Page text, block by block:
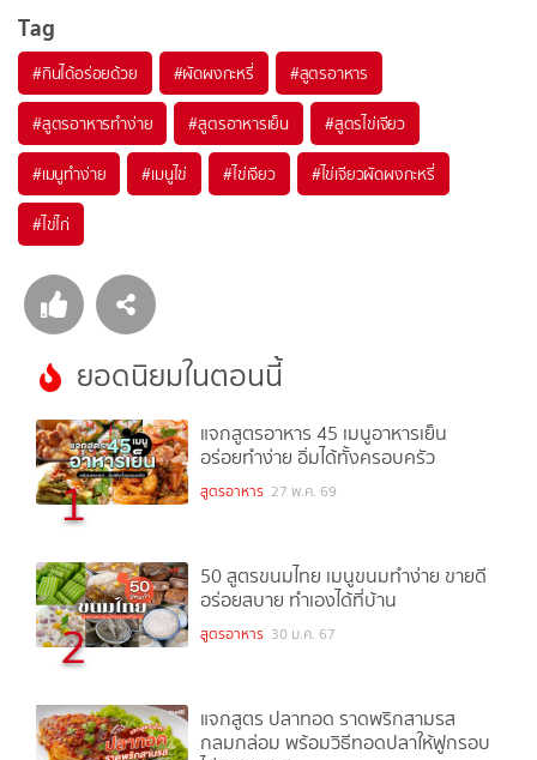
Tag
#กินได้อร่อยด้วย #ผัดผงกะหรี่ #สูตรอาหาร
#สูตรอาหารทำง่าย #สูตรอาหารเย็น #สูตรไข่เจียว
#เมนูทำง่าย #เมนูไข่ #ไข่เจียว #ไข่เจียวผัดผงกะหรี่
#ไข่ไก่
ยอดนิยมในตอนนี้
1
แจกสูตรอาหาร 45 เมนูอาหารเย็น
อร่อยทำง่าย อิ่มได้ทั้งครอบครัว
สูตรอาหาร 27 พ.ค. 69
2
50 สูตรขนมไทย เมนูขนมทำง่าย ขายดี
อร่อยสบาย ทำเองได้ที่บ้าน
สูตรอาหาร 30 ม.ค. 67
แจกสูตร ปลาทอด ราดพริกสามรส
กลมกล่อม พร้อมวิธีทอดปลาให้ฟูกรอบ